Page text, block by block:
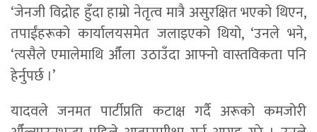
‘जेनजी विद्रोह हुँदा हाम्रो नेतृत्व मात्रै असुरक्षित भएको थिएन,
तपाईंहरूको कार्यालयसमेत जलाइएको थियो, ‘उनले भने,
‘त्यसैले एमालेमाथि औँला उठाउँदा आफ्नो वास्तविकता पनि
हेर्नुपर्छ ।’
यादवले जनमत पार्टीप्रति कटाक्ष गर्दै अरूको कमजोरी